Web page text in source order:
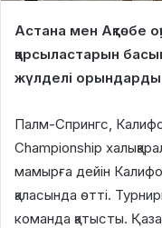
Астана мен Ақтөбе
қарсыластарын
жүлделі орындарды
Палм-Спрингс,
Championship
мамырға дейін
қаласында өтті.
команда қатысты.